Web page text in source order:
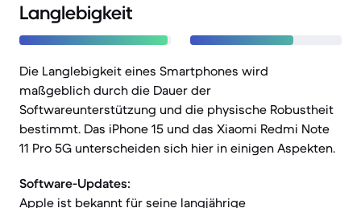
Langlebigkeit
Die Langlebigkeit eines Smartphones wird
maßgeblich durch die Dauer der
Softwareunterstützung und die physische Robustheit
bestimmt. Das iPhone 15 und das Xiaomi Redmi Note
11 Pro 5G unterscheiden sich hier in einigen Aspekten.
Software-Updates:
Apple ist bekannt für seine langjährige